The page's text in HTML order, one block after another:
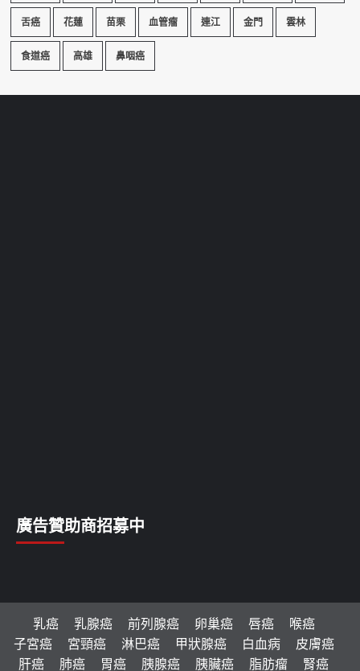
舌癌 花蓮 苗栗 血管瘤 連江 金門 雲林
食道癌 高雄 鼻咽癌
廣告贊助商招募中
乳癌 乳腺癌 前列腺癌 卵巢癌 唇癌
喉癌
子宮癌
宮頸癌 淋巴癌 甲狀腺癌 白血病
皮膚癌
肝癌
肺癌 胃癌 胰腺癌 胰臟癌 脂肪瘤 腎癌